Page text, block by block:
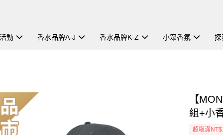
動 香水品牌A-J 香水品牌K-Z 小眾香氛 探
【
組+小
超取滿